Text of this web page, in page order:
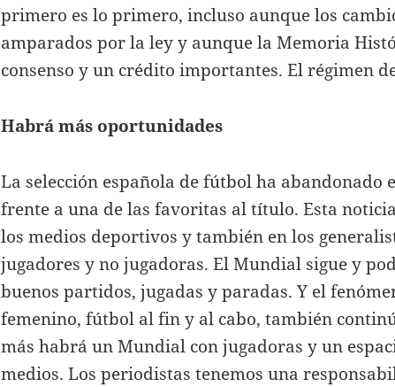
primero es lo primero, incluso aunque los
amparados por la ley y aunque la Memoria
consenso y un crédito importantes. El régimen
Habrá más oportunidades
La selección española de fútbol ha abandonado
frente a una de las favoritas al título. Esta
los medios deportivos y también en los
jugadores y no jugadoras. El Mundial sigue y
buenos partidos, jugadas y paradas. Y el
femenino, fútbol al fin y al cabo, también
más habrá un Mundial con jugadoras y un
medios. Los periodistas tenemos una